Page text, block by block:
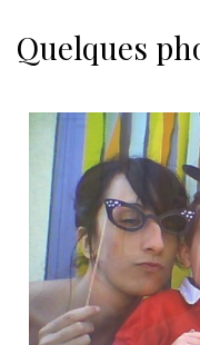
Quelques